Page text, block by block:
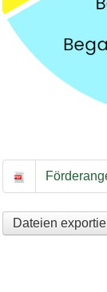
Dateien